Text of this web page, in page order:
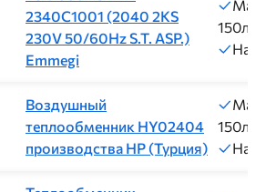
2340C1001 (2040 2KS
230V 50/60Hz S.T. ASP.)
Emmegi
150л/
Воздушный
теплообменник HY02404
производства HP (Турция)
150л/